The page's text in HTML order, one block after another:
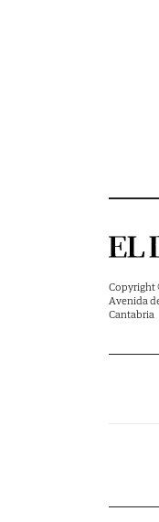
Copyright
Avenida
Cantabria